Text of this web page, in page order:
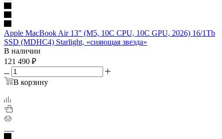
Apple MacBook Air 13" (M5, 10C CPU, 10C GPU, 2026) 16/1Tb
SSD (MDHC4) Starlight, «сияющая звезда»
В наличии
121 490 ₽
В корзину